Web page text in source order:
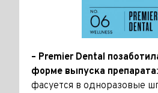
– Premier Dental
форме выпуска препарата
фасуется в одноразовые